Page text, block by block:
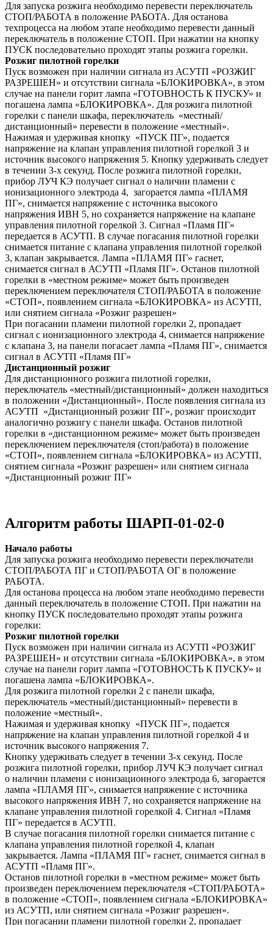
Для запуска розжига необходимо перевести переключатель
СТОП/РАБОТА в положение РАБОТА. Для останова
техпроцесса на любом этапе необходимо перевести данный
переключатель в положение СТОП. При нажатии на кнопку
ПУСК последовательно проходят этапы розжига горелки.
Розжиг пилотной горелки
Пуск возможен при наличии сигнала из АСУТП «РОЗЖИГ
РАЗРЕШЕН» и отсутствии сигнала «БЛОКИРОВКА», в этом
случае на панели горит лампа «ГОТОВНОСТЬ К ПУСКУ» и
погашена лампа «БЛОКИРОВКА». Для розжига пилотной
горелки с панели шкафа, переключатель «местный/
дистанционный» перевести в положение «местный».
Нажимая и удерживая кнопку «ПУСК ПГ», подается
напряжение на клапан управления пилотной горелкой 3 и
источник высокого напряжения 5. Кнопку удерживать следует
в течении 3-х секунд. После розжига пилотной горелки,
прибор ЛУЧ КЭ получает сигнал о наличии пламени с
ионизационного электрода 4, загорается лампа «ПЛАМЯ
ПГ», снимается напряжение с источника высокого
напряжения ИВН 5, но сохраняется напряжение на клапане
управления пилотной горелкой 3. Сигнал «Пламя ПГ»
передается в АСУТП. В случае погасания пилотной горелки
снимается питание с клапана управления пилотной горелкой
3, клапан закрывается. Лампа «ПЛАМЯ ПГ» гаснет,
снимается сигнал в АСУТП «Пламя ПГ». Останов пилотной
горелки в «местном режиме» может быть произведен
переключением переключателя СТОП/РАБОТА в положение
«СТОП», появлением сигнала «БЛОКИРОВКА» из АСУТП,
или снятием сигнала «Розжиг разрешен»
При погасании пламени пилотной горелки 2, пропадает
сигнал с ионизационного электрода 4, снимается напряжение
с клапана 3, на панели погасает лампа «Пламя ПГ», снимается
сигнал в АСУТП «Пламя ПГ»
Дистанционный розжиг
Для дистанционного розжига пилотной горелки,
переключатель «местный/дистанционный» должен находиться
в положении «Дистанционный». После появления сигнала из
АСУТП «Дистанционный розжиг ПГ», розжиг происходит
аналогично розжигу с панели шкафа. Останов пилотной
горелки в «дистанционном режиме» может быть произведен
переключением переключателя (стоп/работа) в положение
«СТОП», появлением сигнала «БЛОКИРОВКА» из АСУТП,
снятием сигнала «Розжиг разрешен» или снятием сигнала
«Дистанционный розжиг ПГ»
Алгоритм работы ШАРП-01-02-0
Начало работы
Для запуска розжига необходимо перевести переключатели
СТОП/РАБОТА ПГ и СТОП/РАБОТА ОГ в положение
РАБОТА.
Для останова процесса на любом этапе необходимо перевести
данный переключатель в положение СТОП. При нажатии на
кнопку ПУСК последовательно проходят этапы розжига
горелки:
Розжиг пилотной горелки
Пуск возможен при наличии сигнала из АСУТП «РОЗЖИГ
РАЗРЕШЕН» и отсутствии сигнала «БЛОКИРОВКА», в этом
случае на панели горит лампа «ГОТОВНОСТЬ К ПУСКУ» и
погашена лампа «БЛОКИРОВКА».
Для розжига пилотной горелки 2 с панели шкафа,
переключатель «местный/дистанционный» перевести в
положение «местный».
Нажимая и удерживая кнопку «ПУСК ПГ», подается
напряжение на клапан управления пилотной горелкой 4 и
источник высокого напряжения 7.
Кнопку удерживать следует в течении 3-х секунд. После
розжига пилотной горелки, прибор ЛУЧ КЭ получает сигнал
о наличии пламени с ионизационного электрода 6, загорается
лампа «ПЛАМЯ ПГ», снимается напряжение с источника
высокого напряжения ИВН 7, но сохраняется напряжение на
клапане управления пилотной горелкой 4. Сигнал «Пламя
ПГ» передается в АСУТП.
В случае погасания пилотной горелки снимается питание с
клапана управления пилотной горелкой 4, клапан
закрывается. Лампа «ПЛАМЯ ПГ» гаснет, снимается сигнал в
АСУТП «Пламя ПГ».
Останов пилотной горелки в «местном режиме» может быть
произведен переключением переключателя «СТОП/РАБОТА»
в положение «СТОП», появлением сигнала «БЛОКИРОВКА»
из АСУТП, или снятием сигнала «Розжиг разрешен».
При погасании пламени пилотной горелки 2, пропадает